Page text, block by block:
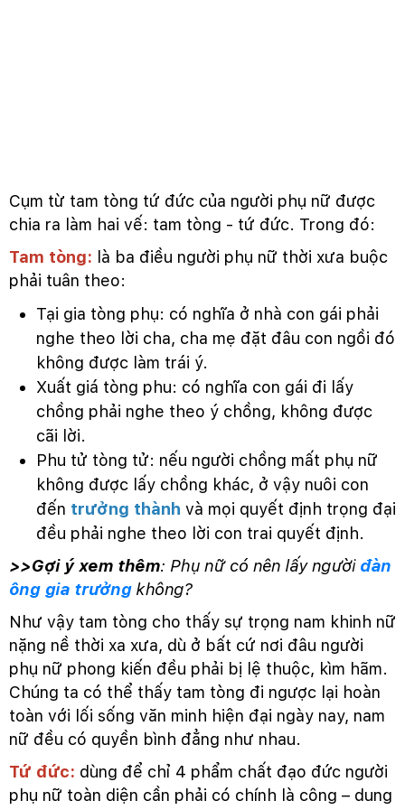
Cụm từ tam tòng tứ đức của người phụ nữ được
chia ra làm hai vế: tam tòng - tứ đức. Trong đó:
Tam tòng: là ba điều người phụ nữ thời xưa buộc
phải tuân theo:
Tại gia tòng phụ: có nghĩa ở nhà con gái phải
nghe theo lời cha, cha mẹ đặt đâu con ngồi đó
không được làm trái ý.
Xuất giá tòng phu: có nghĩa con gái đi lấy
chồng phải nghe theo ý chồng, không được
cãi lời.
Phu tử tòng tử: nếu người chồng mất phụ nữ
không được lấy chồng khác, ở vậy nuôi con
đến trưởng thành và mọi quyết định trọng đại
đều phải nghe theo lời con trai quyết định.
>>Gợi ý xem thêm: Phụ nữ có nên lấy người đàn
ông gia trưởngkhông?
Như vậy tam tòng cho thấy sự trọng nam khinh nữ
nặng nề thời xa xưa, dù ở bất cứ nơi đâu người
phụ nữ phong kiến đều phải bị lệ thuộc, kìm hãm.
Chúng ta có thể thấy tam tòng đi ngược lại hoàn
toàn với lối sống văn minh hiện đại ngày nay, nam
nữ đều có quyền bình đẳng như nhau.
Tứ đức: dùng để chỉ 4 phẩm chất đạo đức người
phụ nữ toàn diện cần phải có chính là công – dung